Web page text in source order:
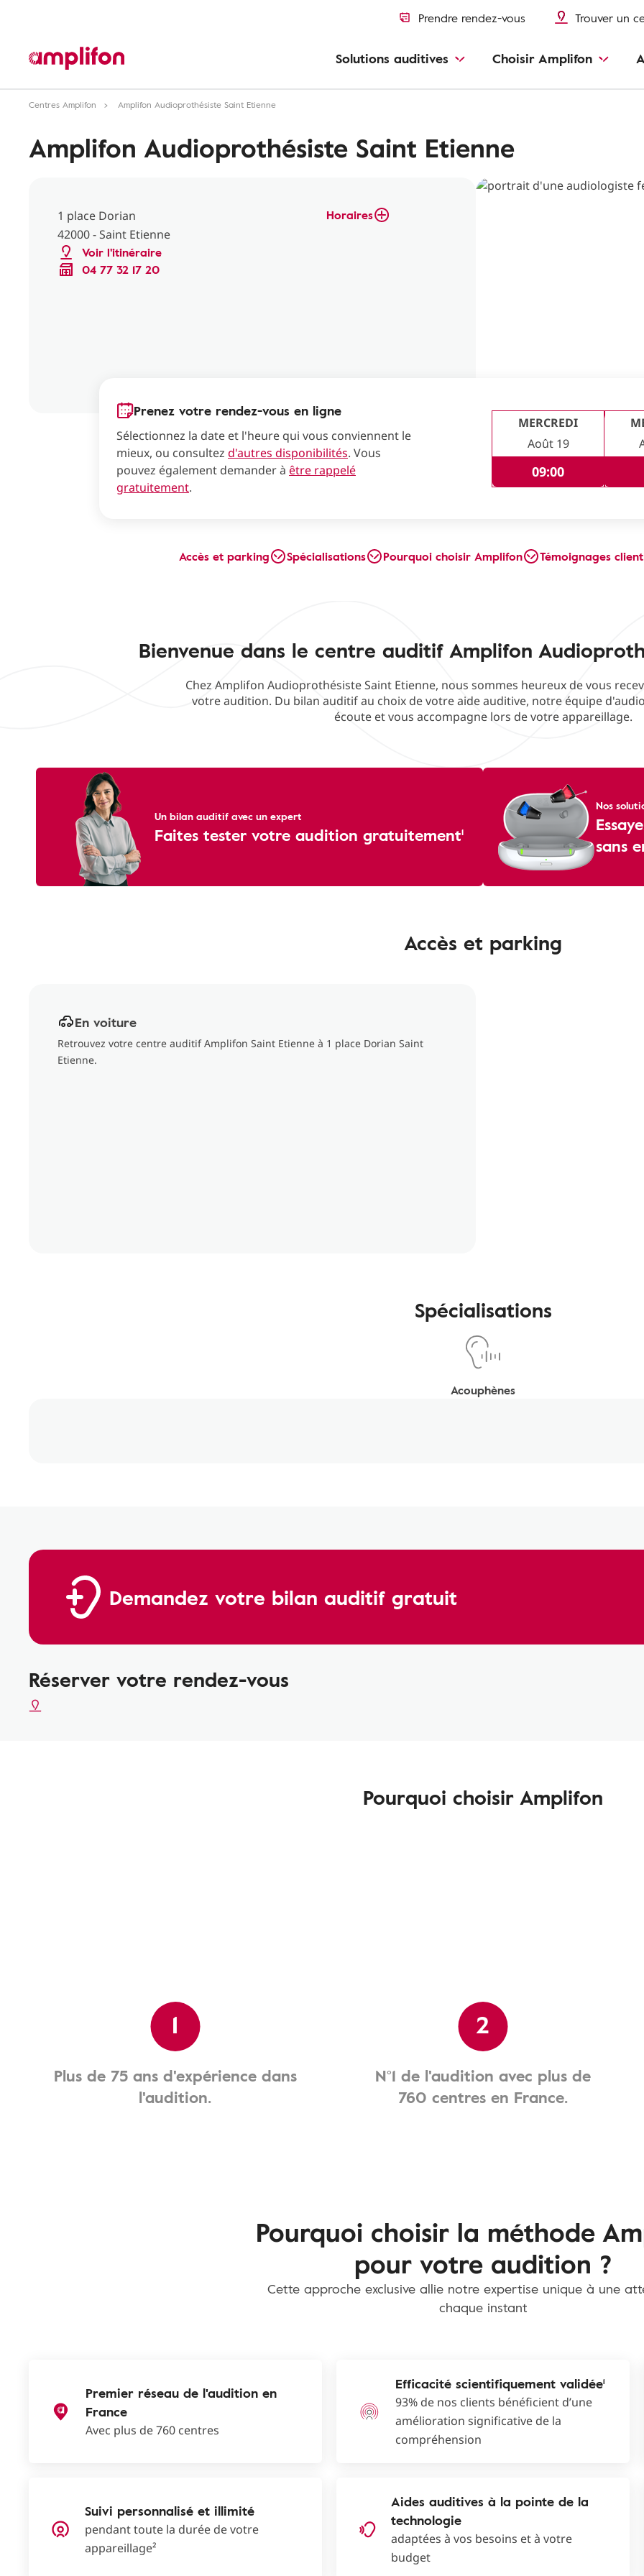
Prendre rendez-vous Trouver un
Solutions auditives Choisir Amplifon
Centres Amplifon Amplifon Audioprothésiste Saint Etienne
Amplifon Audioprothésiste Saint Etienne
1 place Dorian
42000 - Saint Etienne
Voir l'itinéraire
04 77 32 17 20
Horaires
Prenez votre rendez-vous en ligne
Sélectionnez la date et l'heure qui vous conviennent le
mieux, ou consultez d'autres disponibilités. Vous
pouvez également demander à être rappelé
gratuitement.
MERCREDI
Août 19
09:00
Accès et parking Spécialisations Pourquoi choisir Amplifon Témoignages client
Bienvenue dans le centre auditif Amplifon
Chez Amplifon Audioprothésiste Saint Etienne, nous sommes heureux de vous
votre audition. Du bilan auditif au choix de votre aide auditive, notre équipe
écoute et vous accompagne lors de votre appareillage.
Un bilan auditif avec un expert
Faites tester votre audition gratuitement¹
Nos
sans
Accès et parking
En voiture
Retrouvez votre centre auditif Amplifon Saint Etienne à 1 place Dorian Saint
Etienne.
Spécialisations
Acouphènes
Demandez votre bilan auditif gratuit
Réserver votre rendez-vous
Pourquoi choisir Amplifon
1
Plus de 75 ans d'expérience dans
l'audition.
2
N°1 de l'audition avec plus de
760 centres en France.
Pourquoi choisir la méthode
pour votre audition ?
Cette approche exclusive allie notre expertise unique à une
chaque instant
Premier réseau de l'audition en
France
Avec plus de 760 centres
Efficacité scientifiquement validée¹
93% de nos clients bénéficient d’une
amélioration significative de la
compréhension
Suivi personnalisé et illimité
pendant toute la durée de votre
appareillage²
Aides auditives à la pointe de la
technologie
adaptées à vos besoins et à votre
budget